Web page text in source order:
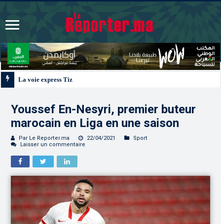
Youssef En-Nesyri, premier buteur
marocain en Liga en une saison
Par Le Reporter.ma 22/04/2021
Sport
Laisser un commentaire